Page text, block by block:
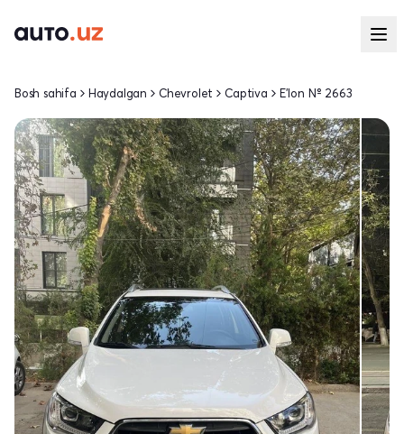
Bosh sahifa Haydalgan Chevrolet Captiva E'lon № 2663